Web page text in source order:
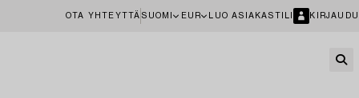
OTA YHTEYTTÄ SUOMI EUR LUO ASIAKASTILI KIRJAUDU